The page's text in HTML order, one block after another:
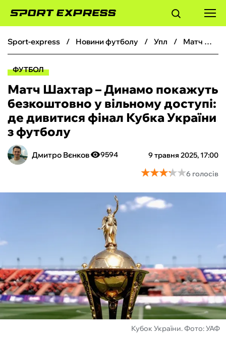
ФУТБОЛ
БОКС
ХОКЕЙ
ТЕНІС
КІБЕРСПОРТ
ІНШІ
БУКМЕКЕРИ
sport-express новини футболу упл Матч Шахтар – Динамо покажуть безкоштовно у вільному доступі: де дивитися фінал Кубка України з футболу
ФУТБОЛ
Матч Шахтар – Динамо покажуть
безкоштовно у вільному доступі:
де дивитися фінал Кубка України
з футболу
Дмитро Вєнков 9 травня 2025, 17:00
9594
★★★★★
★★★★★6 голосів
Кубок України. Фото: УАФ